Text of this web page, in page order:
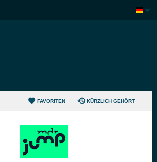
FAVORITEN KÜRZLICH GEHÖRT